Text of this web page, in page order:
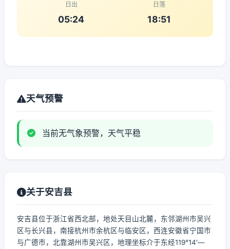
日出
05:24
日落
18:51
天气预警
当前无气象预警，天气平稳
关于安吉县
安吉县位于浙江省西北部，地处天目山北麓，东邻湖州市吴兴
区与长兴县，南接杭州市余杭区与临安区，西连安徽省宁国市
与广德市，北靠湖州市吴兴区，地理坐标介于东经119°14′—